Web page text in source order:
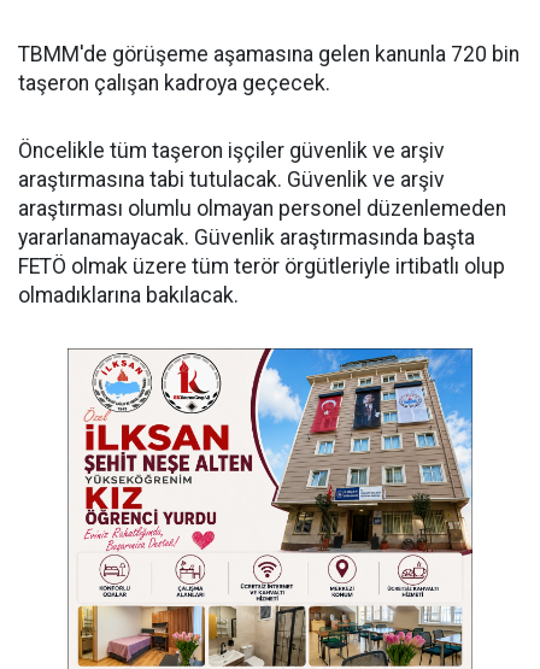
TBMM'de görüşeme aşamasına gelen kanunla 720 bin
taşeron çalışan kadroya geçecek.
Öncelikle tüm taşeron işçiler güvenlik ve arşiv
araştırmasına tabi tutulacak. Güvenlik ve arşiv
araştırması olumlu olmayan personel düzenlemeden
yararlanamayacak. Güvenlik araştırmasında başta
FETÖ olmak üzere tüm terör örgütleriyle irtibatlı olup
olmadıklarına bakılacak.